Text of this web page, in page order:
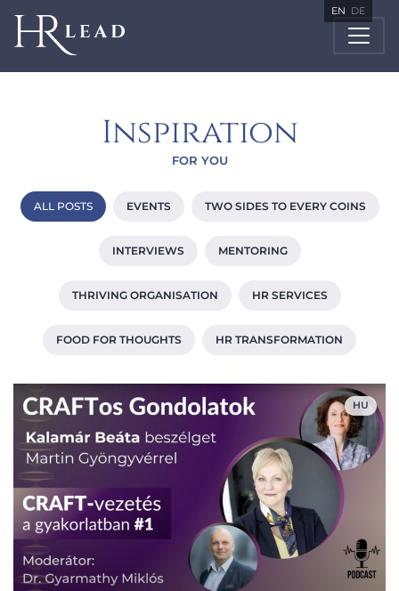
EN DE
Inspiration
FOR YOU
ALL POSTS EVENTS TWO SIDES TO EVERY COINS
INTERVIEWS MENTORING
THRIVING ORGANISATION HR SERVICES
FOOD FOR THOUGHTS HR TRANSFORMATION
HU